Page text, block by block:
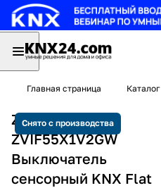
Главная страница Каталог
Снято с производства
Zennio
ZVIF55X1V2GW
Выключатель
сенсорный KNX Flat